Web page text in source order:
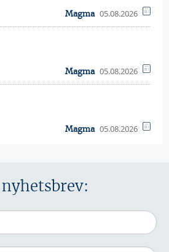
Magma 05.08.2026
Magma 05.08.2026
Magma 05.08.2026